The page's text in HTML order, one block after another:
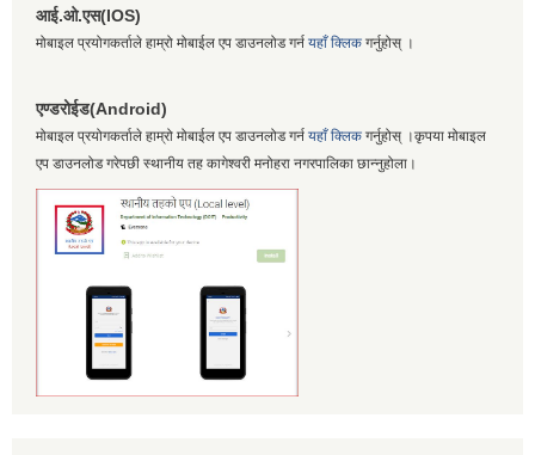
आई.ओ.एस(IOS)
मोबाइल प्रयोगकर्ताले हाम्रो मोबाईल एप डाउनलोड गर्न यहाँ क्लिक गर्नुहोस् ।
एण्डरोईड(Android)
मोबाइल प्रयोगकर्ताले हाम्रो मोबाईल एप डाउनलोड गर्न यहाँ क्लिक गर्नुहोस् ।कृपया मोबाइल
एप डाउनलोड गरेपछी स्थानीय तह कागेश्वरी मनोहरा नगरपालिका छान्नुहोला।